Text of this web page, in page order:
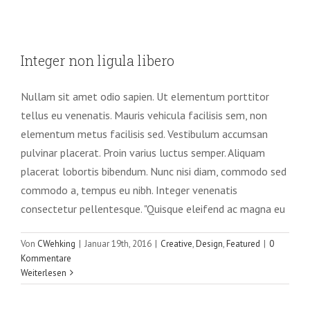
Creative Design Featured
Integer non ligula libero
Nullam sit amet odio sapien. Ut elementum porttitor
tellus eu venenatis. Mauris vehicula facilisis sem, non
elementum metus facilisis sed. Vestibulum accumsan
pulvinar placerat. Proin varius luctus semper. Aliquam
placerat lobortis bibendum. Nunc nisi diam, commodo sed
commodo a, tempus eu nibh. Integer venenatis
consectetur pellentesque. "Quisque eleifend ac magna eu
Von CWehking | Januar 19th, 2016 | Creative,Design,Featured | 0
Kommentare
Weiterlesen